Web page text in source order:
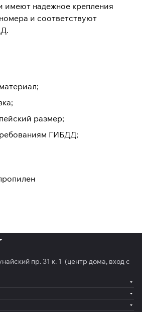
имеют надежное крепления
и соответствуют
размер;
ГИБДД;
пр. 31 к. 1 (центр дома, вход с